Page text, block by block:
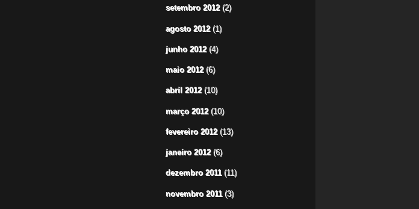
setembro 2012(2)
agosto 2012(1)
junho 2012(4)
maio 2012(6)
abril 2012(10)
março 2012(10)
fevereiro 2012(13)
janeiro 2012(6)
dezembro 2011(11)
novembro 2011(3)